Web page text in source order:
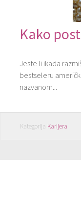
Kako
Jeste li ikada
bestseleru
nazvanom...
Kategorija Karijera